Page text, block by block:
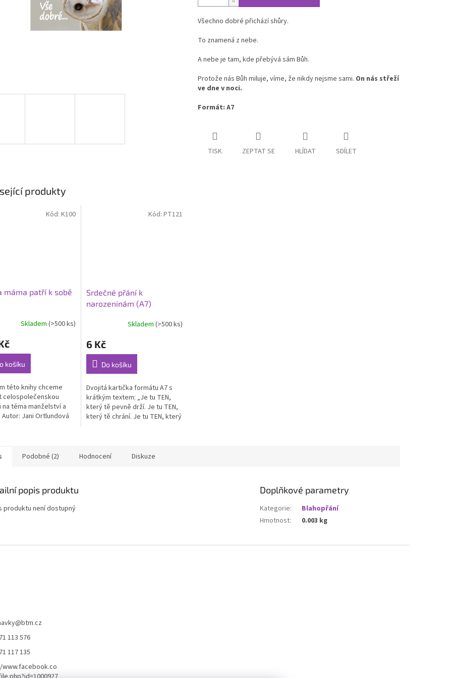
Všechno dobré přichází shůry.
To znamená z nebe.
A nebe je tam, kde přebývá sám Bůh.
Protože nás Bůh miluje, víme, že nikdy nejsme sami. On nás střeží
ve dne v noci.
Formát: A7
TISK ZEPTAT SE HLÍDAT SDÍLET
produkty
máma patří k sobě
Skladem (>500 ks)
košíku
této knihy chceme
celospolečenskou
na téma manželství a
Jani Ortlundová
Kód: K100
Srdečné přání k
narozeninám (A7)
Skladem (>500 ks)
6 Kč
Do košíku
Dvojitá kartička formátu A7 s
krátkým textem: „Je tu TEN,
který tě pevně drží. Je tu TEN,
který tě chrání. Je tu TEN, který
Kód: PT121
Podobné (2) Hodnocení Diskuze
popis produktu
produktu není dostupný
Doplňkové parametry
Kategorie:
Blahopřání
Hmotnost: 0.003 kg
@btm.cz
113 576
117 135